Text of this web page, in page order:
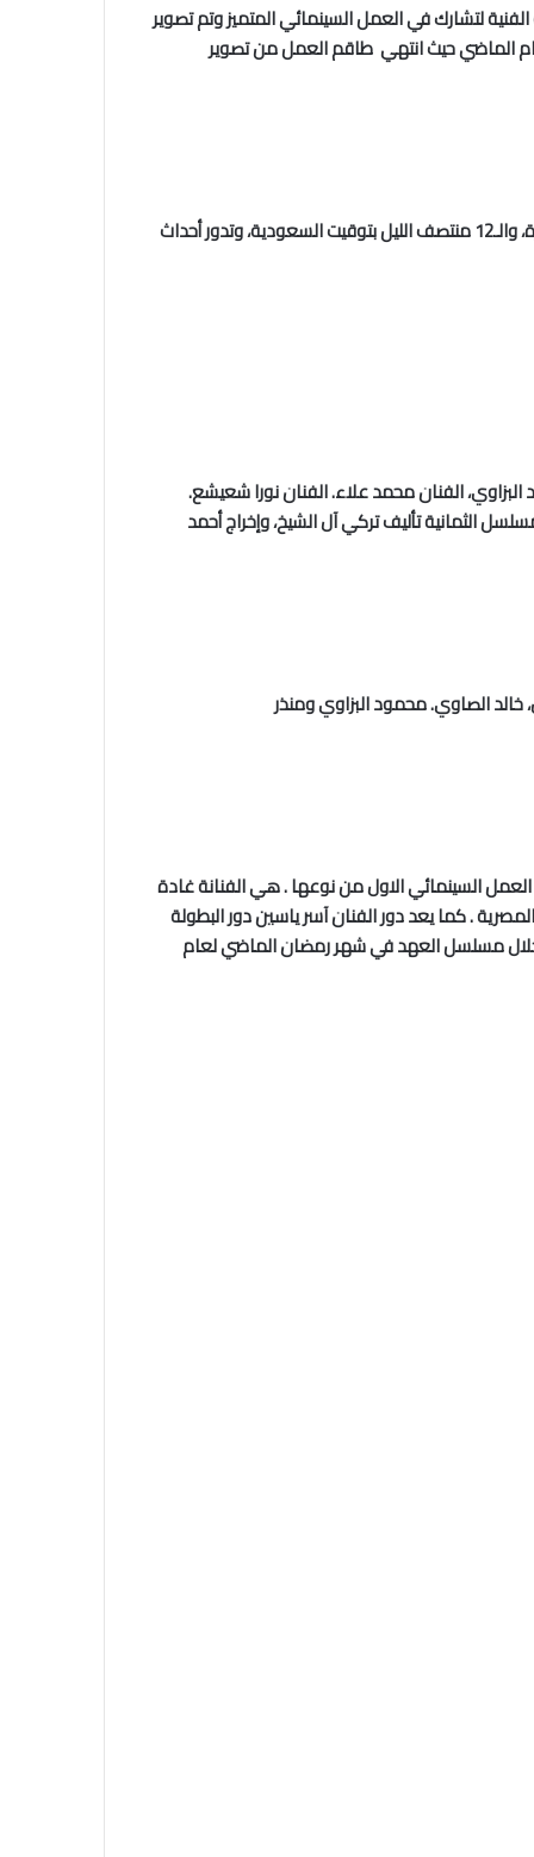
لتشارك في العمل السينمائي المتميز وتم تصوير
العام الماضي حيث انتهي طاقم العمل من تصوير
حيث يعرض مسلسل الثمانية كل يوم أربعاء وخميس من الأسبوع على منصة “شاهد vip” في تمام الساعة الـ11 مساء بتوقيت القاهرة، والـ12 منتصف الليل بتوقيت السعودية، وتدور أحداث
الفنان محمد علاء. الفنان نورا شعيشع.
الثمانية تأليف تركي آل الشيخ، وإخراج أحمد
الصاوي. محمود البزاوي ومنذر
السينمائي الاول من نوعها . هي الفنانة غادة
. كما يعد دور الفنان آسر ياسين دور البطولة
خلال مسلسل العهد في شهر رمضان الماضي لعام